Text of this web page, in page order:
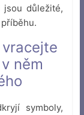
jsou důležité,
něm
symboly,